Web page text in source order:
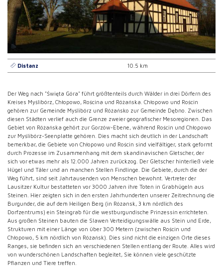
Distanz 10.5 km
Der Weg nach "Święta Góra" führt größtenteils durch Wälder in drei Dörfern des
Kreises Myślibórz, Chłopowo, Rościna und Różańska. Chłopowo und Rościn
gehören zur Gemeinde Myślibórz und Różańsko zur Gemeinde Dębno.
Zwischen
diesen Städten verlief auch die Grenze zweier geografischer Mesoregionen.
Das
Gebiet von Różańska gehört zur Gorzów-Ebene, während Rościn und Chłopowo
zur Myślibórz-Seenplatte gehören.
Dies macht sich deutlich in der Landschaft
bemerkbar, die Gebiete von Chłopowo und Rościn sind vielfältiger, stark geformt
durch Prozesse im Zusammenhang mit dem skandinavischen Gletscher, der
sich vor etwas mehr als 12.000 Jahren zurückzog.
Der Gletscher hinterließ viele
Hügel und Täler und an manchen Stellen Findlinge.
Die Gebiete, durch die der
Weg führt, sind seit Jahrtausenden von Menschen bewohnt. Vertreter der
Lausitzer Kultur bestatteten vor 3000 Jahren ihre Toten in Grabhügeln aus
Steinen.
Hier zeigten sich in den ersten Jahrhunderten unserer Zeitrechnung die
Burgunder, die auf dem Heiligen Berg (in Różansk, 3 km nördlich des
Dorfzentrums) ein Steingrab für die westburgundische Prinzessin errichteten.
Aus großen Steinen bauten die Slawen Verteidigungswälle aus Stein und Erde,
Strukturen mit einer Länge von über 300 Metern (zwischen Rościn und
Chłopowo, 5 km nördlich von Różańsk).
Dies sind nicht die einzigen Orte dieses
Ranges, sie befinden sich an verschiedenen Stellen entlang der Route. Alles wird
von wunderschönen Landschaften begleitet, Sie können viele geschützte
Pflanzen und Tiere treffen.